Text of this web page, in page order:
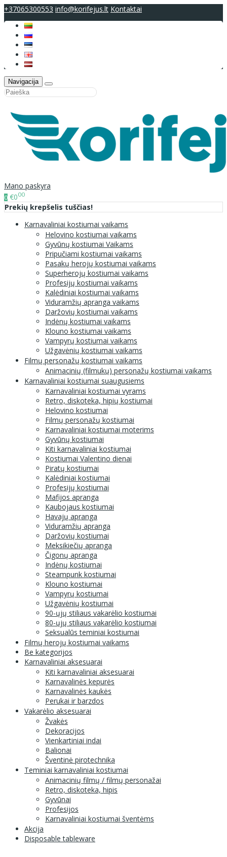
+37065300553 info@korifejus.lt Kontaktai
Navigacija
Mano paskyra
0 €000
Prekių krepšelis tuščias!
Karnavaliniai kostiumai vaikams
Helovino kostiumai vaikams
Gyvūnų kostiumai Vaikams
Pripučiami kostiumai vaikams
Pasakų herojų kostiumai vaikams
Superherojų kostiumai vaikams
Profesijų kostiumai vaikams
Kalėdiniai kostiumai vaikams
Viduramžių apranga vaikams
Daržovių kostiumai vaikams
Indėnų kostiumai vaikams
Klouno kostiumai vaikams
Vampyrų kostiumai vaikams
Užgavėnių kostiumai vaikams
Filmų personažų kostiumai vaikams
Animacinių (filmukų) personažų kostiumai vaikams
Karnavaliniai kostiumai suaugusiems
Karnavaliniai kostiumai vyrams
Retro, diskoteka, hipių kostiumai
Helovino kostiumai
Filmų personažų kostiumai
Karnavaliniai kostiumai moterims
Gyvūnų kostiumai
Kiti karnavaliniai kostiumai
Kostiumai Valentino dienai
Piratų kostiumai
Kalėdiniai kostiumai
Profesijų kostiumai
Mafijos apranga
Kaubojaus kostiumai
Havajų apranga
Viduramžių apranga
Daržovių kostiumai
Meksikiečių apranga
Čigonų apranga
Indėnų kostiumai
Steampunk kostiumai
Klouno kostiumai
Vampyrų kostiumai
Užgavėnių kostiumai
90-ųjų stiliaus vakarėlio kostiumai
80-ųjų stiliaus vakarėlio kostiumai
Seksualūs teminiai kostiumai
Filmų herojų kostiumai vaikams
Be kategorijos
Karnavaliniai aksesuarai
Kiti karnavaliniai aksesuarai
Karnavalinės kepurės
Karnavalinės kaukės
Perukai ir barzdos
Vakarėlio aksesuarai
Žvakės
Dekoracijos
Vienkartiniai indai
Balionai
Šventinė pirotechnika
Teminiai karnavaliniai kostiumai
Animacinių filmų / filmų personažai
Retro, diskoteka, hipis
Gyvūnai
Profesijos
Karnavaliniai kostiumai šventėms
Akcija
Disposable tableware